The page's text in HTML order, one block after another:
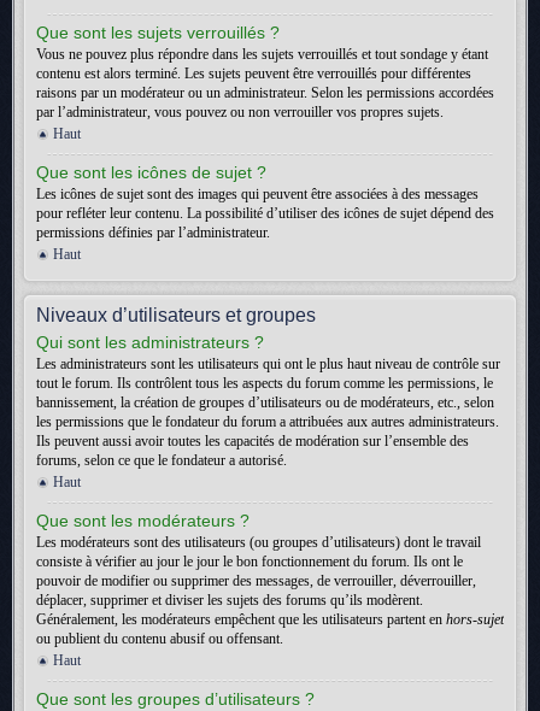
Que sont les sujets verrouillés ?
Vous ne pouvez plus répondre dans les sujets verrouillés et tout sondage y étant
contenu est alors terminé. Les sujets peuvent être verrouillés pour différentes
raisons par un modérateur ou un administrateur. Selon les permissions accordées
par l’administrateur, vous pouvez ou non verrouiller vos propres sujets.
Haut
Que sont les icônes de sujet ?
Les icônes de sujet sont des images qui peuvent être associées à des messages
pour refléter leur contenu. La possibilité d’utiliser des icônes de sujet dépend des
permissions définies par l’administrateur.
Haut
Niveaux d’utilisateurs et groupes
Qui sont les administrateurs ?
Les administrateurs sont les utilisateurs qui ont le plus haut niveau de contrôle sur
tout le forum. Ils contrôlent tous les aspects du forum comme les permissions, le
bannissement, la création de groupes d’utilisateurs ou de modérateurs, etc., selon
les permissions que le fondateur du forum a attribuées aux autres administrateurs.
Ils peuvent aussi avoir toutes les capacités de modération sur l’ensemble des
forums, selon ce que le fondateur a autorisé.
Haut
Que sont les modérateurs ?
Les modérateurs sont des utilisateurs (ou groupes d’utilisateurs) dont le travail
consiste à vérifier au jour le jour le bon fonctionnement du forum. Ils ont le
pouvoir de modifier ou supprimer des messages, de verrouiller, déverrouiller,
déplacer, supprimer et diviser les sujets des forums qu’ils modèrent.
Généralement, les modérateurs empêchent que les utilisateurs partent en hors-sujet
ou publient du contenu abusif ou offensant.
Haut
Que sont les groupes d’utilisateurs ?